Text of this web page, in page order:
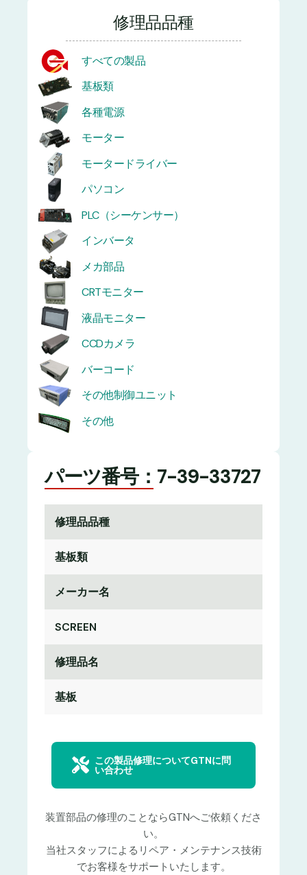
修理品品種
すべての製品
基板類
各種電源
モーター
モータードライバー
パソコン
PLC（シーケンサー）
インバータ
メカ部品
CRTモニター
液晶モニター
CCDカメラ
バーコード
その他制御ユニット
その他
パーツ番号：7-39-33727
修理品品種
基板類
メーカー名
SCREEN
修理品名
基板
この製品修理についてGTNに問
い合わせ
装置部品の修理のことならGTNへご依頼くださ
い。
当社スタッフによるリペア・メンテナンス技術
でお客様をサポートいたします。